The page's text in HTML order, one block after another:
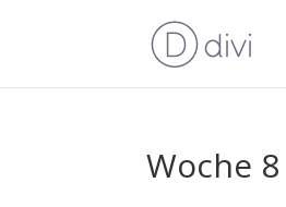
Woche 8